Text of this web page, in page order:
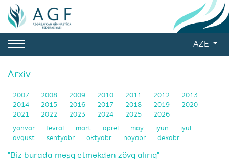
AZE
Arxiv
2007 2008 2009 2010 2011 2012
2013
2014
2015 2016 2017 2018 2019
2020
2021
2022 2023 2024 2025 2026
yanvar fevral mart aprel may iyun
iyul
avqust
sentyabr oktyabr noyabr dekabr
"Biz burada məşq etməkdən zövq alırıq"